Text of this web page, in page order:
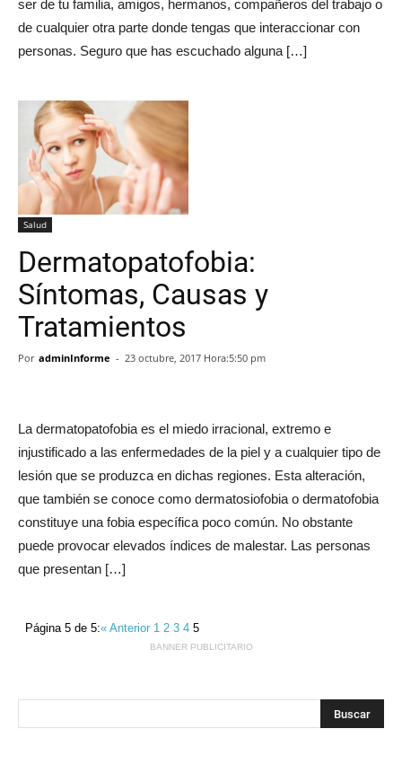
ser de tu familia, amigos, hermanos, compañeros del trabajo o
de cualquier otra parte donde tengas que interaccionar con
personas. Seguro que has escuchado alguna […]
Salud
Dermatopatofobia:
Síntomas, Causas y
Tratamientos
Por adminInforme - 23 octubre, 2017 Hora:5:50 pm
La dermatopatofobia es el miedo irracional, extremo e
injustificado a las enfermedades de la piel y a cualquier tipo de
lesión que se produzca en dichas regiones. Esta alteración,
que también se conoce como dermatosiofobia o dermatofobia
constituye una fobia específica poco común. No obstante
puede provocar elevados índices de malestar. Las personas
que presentan […]
Página 5 de 5:« Anterior 12345
BANNER PUBLICITARIO